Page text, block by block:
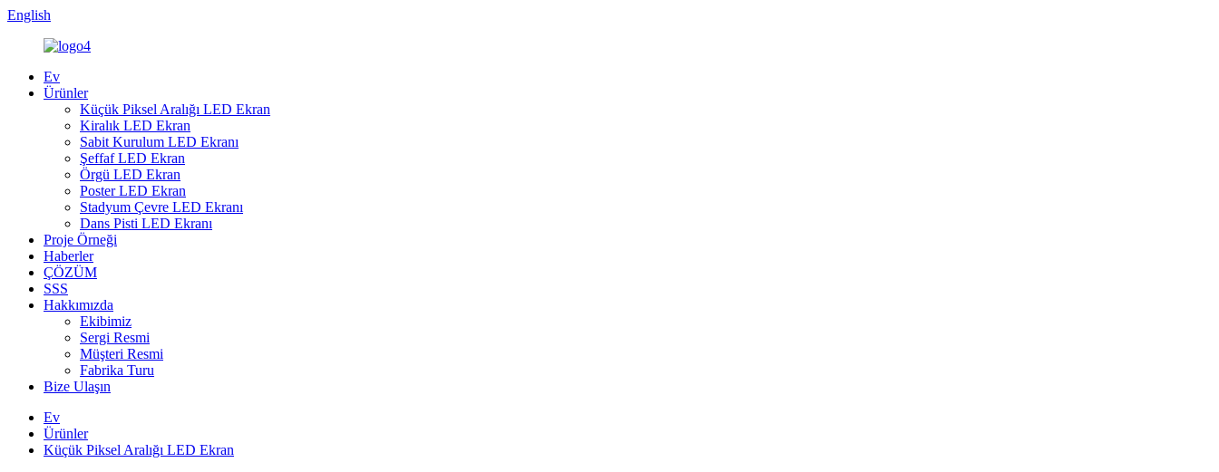
English
Ev
Ürünler
Küçük Piksel Aralığı LED Ekran
Kiralık LED Ekran
Sabit Kurulum LED Ekranı
Şeffaf LED Ekran
Örgü LED Ekran
Poster LED Ekran
Stadyum Çevre LED Ekranı
Dans Pisti LED Ekranı
Proje Örneği
Haberler
ÇÖZÜM
SSS
Hakkımızda
Ekibimiz
Sergi Resmi
Müşteri Resmi
Fabrika Turu
Bize Ulaşın
Ev
Ürünler
Küçük Piksel Aralığı LED Ekran